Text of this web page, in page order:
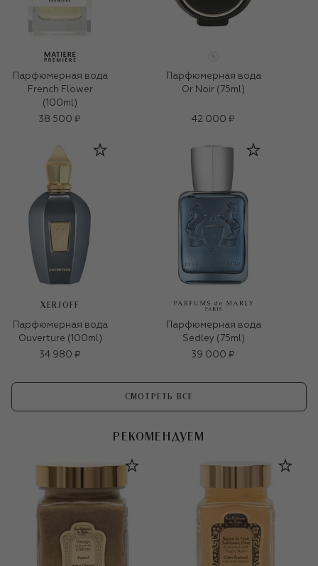
Парфюмерная вода
French Flower
(100ml)
38 500 ₽
Парфюмерная вода
Or Noir (75ml)
42 000 ₽
XERJOFF
Парфюмерная вода
Ouverture (100ml)
34 980 ₽
Парфюмерная вода
Sedley (75ml)
39 000 ₽
СМОТРЕТЬ ВСЕ
РЕКОМЕНДУЕМ